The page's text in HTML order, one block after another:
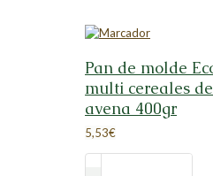
Pan de molde
multi cereales
avena 400gr
5,53€